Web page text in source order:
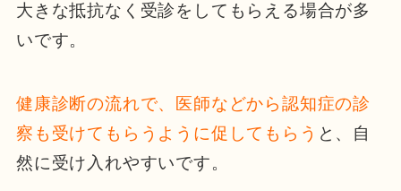
大きな抵抗なく受診をしてもらえる場合が多
いです。
健康診断の流れで、医師などから認知症の診
察も受けてもらうように促してもらう と、自
然に受け入れやすいです。